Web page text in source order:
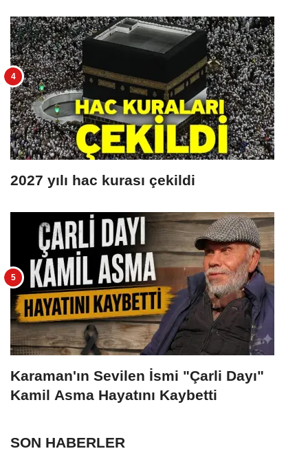
2027 yılı hac kurası çekildi
Karaman'ın Sevilen İsmi "Çarli Dayı"
Kamil Asma Hayatını Kaybetti
SON HABERLER